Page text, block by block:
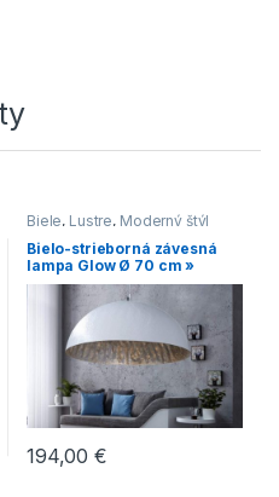
Biele, Lustre, Moderný štýl
Bielo-strieborná závesná
lampa Glow Ø 70 cm »
194,00€